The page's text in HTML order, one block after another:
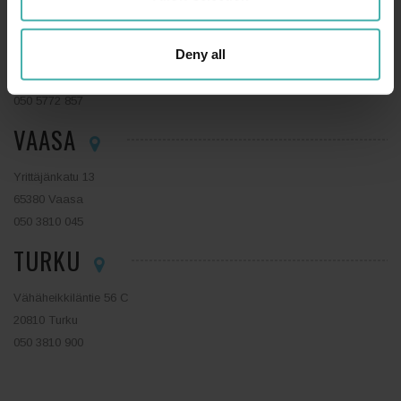
Deny all
ESPOO
02150 Espoo
050 5772 857
VAASA
Yrittäjänkatu 13
65380 Vaasa
050 3810 045
TURKU
Vähäheikkiläntie 56 C
20810 Turku
050 3810 900